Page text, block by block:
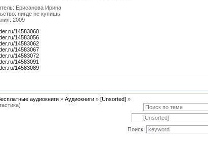
Ерисанова Ирина
нигде не купишь
2009
14583060
14583056
14583062
14583067
14583072
14583091
14583089
аудиокниги » Аудиокниги » [Unsorted] »
Поиск: